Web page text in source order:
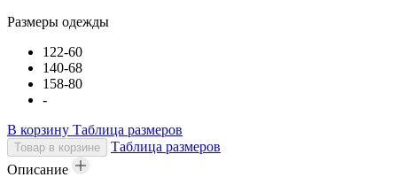
Размеры одежды
122-60
140-68
158-80
-
В корзину Таблица размеров
Товар в корзине
Таблица размеров
Описание